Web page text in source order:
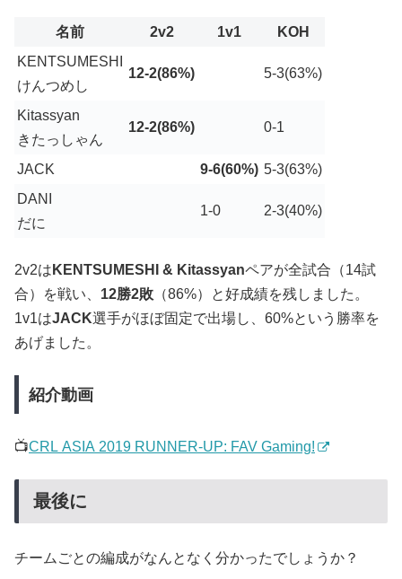
名前 2v2 1v1
KOH
KENTSUMESHI
けんつめし
12-2(86%) 5-3(63%)
Kitassyan
きたっしゃん
12-2(86%) 0-1
JACK 9-6(60%) 5-3(63%)
DANI
だに
1-0 2-3(40%)
2v2は KENTSUMESHI & Kitassyanペアが全試合（14試
合）を戦い、 12勝2敗 （86%）と好成績を残しました。
1v1はJACK選手がほぼ固定で出場し、60%という勝率を
あげました。
紹介動画
📺CRL ASIA 2019 RUNNER-UP: FAV Gaming!
最後に
チームごとの編成がなんとなく分かったでしょうか？